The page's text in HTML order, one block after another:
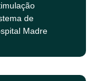
de
Madre